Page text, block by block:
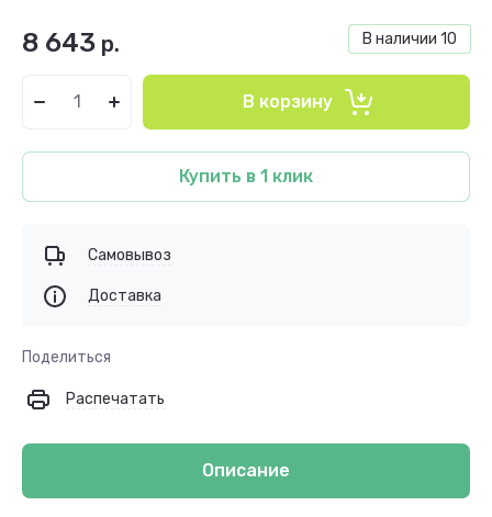
В наличии 10
8 643 р.
В корзину
Купить в 1 клик
Самовывоз
Доставка
Поделиться
Распечатать
Описание